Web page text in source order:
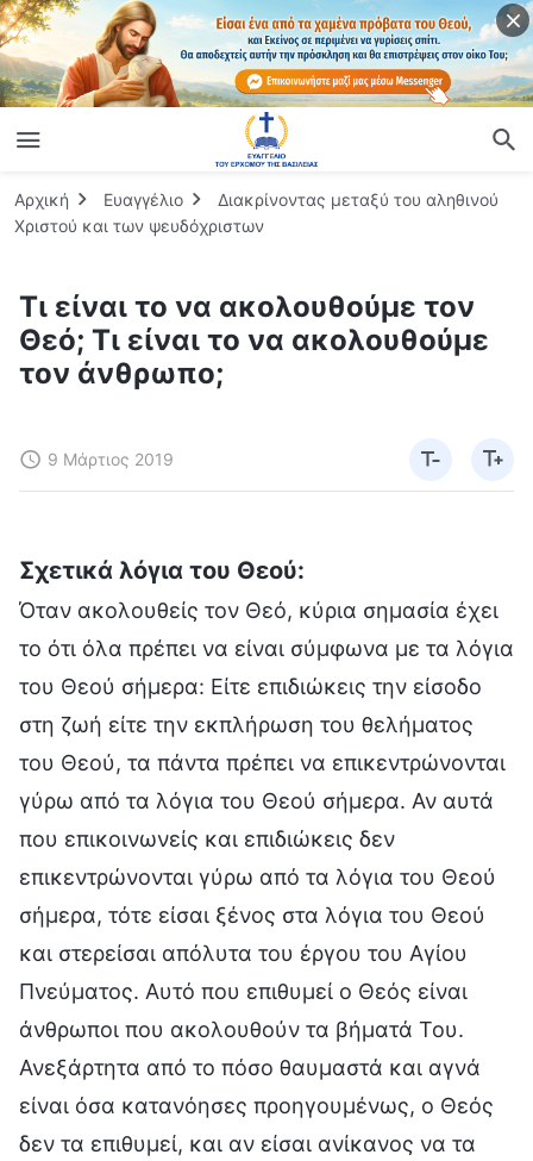
Αρχική Ευαγγέλιο
Διακρίνοντας μεταξύ του αληθινού
Χριστού και των ψευδόχριστων
Τι είναι το να ακολουθούμε τον
Θεό; Τι είναι το να ακολουθούμε
τον άνθρωπο;
9 Μάρτιος 2019
Σχετικά λόγια του Θεού:
Όταν ακολουθείς τον Θεό, κύρια σημασία έχει
το ότι όλα πρέπει να είναι σύμφωνα με τα λόγια
του Θεού σήμερα: Είτε επιδιώκεις την είσοδο
στη ζωή είτε την εκπλήρωση του θελήματος
του Θεού, τα πάντα πρέπει να επικεντρώνονται
γύρω από τα λόγια του Θεού σήμερα. Αν αυτά
που επικοινωνείς και επιδιώκεις δεν
επικεντρώνονται γύρω από τα λόγια του Θεού
σήμερα, τότε είσαι ξένος στα λόγια του Θεού
και στερείσαι απόλυτα του έργου του Αγίου
Πνεύματος. Αυτό που επιθυμεί ο Θεός είναι
άνθρωποι που ακολουθούν τα βήματά Του.
Ανεξάρτητα από το πόσο θαυμαστά και αγνά
είναι όσα κατανόησες προηγουμένως, ο Θεός
δεν τα επιθυμεί, και αν είσαι ανίκανος να τα